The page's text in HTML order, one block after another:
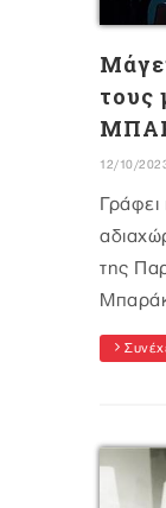
τους
12/10/
της